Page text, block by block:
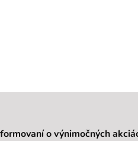
o výnimočných